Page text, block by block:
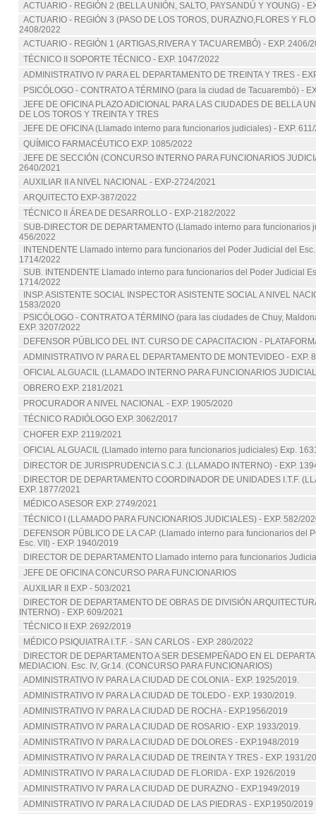
ACTUARIO - REGIÓN 2 (BELLA UNIÓN, SALTO, PAYSANDÚ Y YOUNG) -
ACTUARIO - REGIÓN 3 (PASO DE LOS TOROS, DURAZNO,FLORES Y
2408/2022
ACTUARIO - REGIÓN 1 (ARTIGAS,RIVERA Y TACUAREMBÓ) - EXP. 2406/
TÉCNICO II SOPORTE TÉCNICO - EXP. 1047/2022
ADMINISTRATIVO IV PARA EL DEPARTAMENTO DE TREINTA Y TRES -
PSICÓLOGO - CONTRATO A TÉRMINO (para la ciudad de Tacuarembó) -
JEFE DE OFICINA PLAZO ADICIONAL PARA LAS CIUDADES DE BELLA
DE LOS TOROS Y TREINTA Y TRES
JEFE DE OFICINA (Llamado interno para funcionarios judiciales) - EXP.
QUÍMICO FARMACÉUTICO EXP. 1085/2022
JEFE DE SECCIÓN (CONCURSO INTERNO PARA FUNCIONARIOS
2640/2021
AUXILIAR II A NIVEL NACIONAL - EXP-2724/2021
ARQUITECTO EXP-387/2022
TÉCNICO II ÁREA DE DESARROLLO - EXP-2182/2022
SUB-DIRECTOR DE DEPARTAMENTO (Llamado interno para funcionarios
456/2022
INTENDENTE Llamado interno para funcionarios del Poder Judicial del Esc.
1714/2022
SUB. INTENDENTE Llamado interno para funcionarios del Poder Judicial
1714/2022
INSP. ASISTENTE SOCIAL INSPECTOR ASISTENTE SOCIAL A NIVEL
1583/2020
PSICÓLOGO - CONTRATO A TÉRMINO (para las ciudades de Chuy,
EXP. 3207/2022
DEFENSOR PÚBLICO DEL INT. CURSO DE CAPACITACION -
ADMINISTRATIVO IV PARA EL DEPARTAMENTO DE MONTEVIDEO - EXP.
OFICIAL ALGUACIL (LLAMADO INTERNO PARA FUNCIONARIOS
OBRERO EXP. 2181/2021
PROCURADOR A NIVEL NACIONAL - EXP. 1905/2020
TÉCNICO RADIÓLOGO EXP. 3062/2017
CHOFER EXP. 2119/2021
OFICIAL ALGUACIL (Llamado interno para funcionarios judiciales) Exp.
DIRECTOR DE JURISPRUDENCIA S.C.J. (LLAMADO INTERNO) - EXP.
DIRECTOR DE DEPARTAMENTO COORDINADOR DE UNIDADES I.T.F.
EXP. 1877/2021
MÉDICO ASESOR EXP. 2749/2021
TÉCNICO I (LLAMADO PARA FUNCIONARIOS JUDICIALES) - EXP. 582/
DEFENSOR PÚBLICO DE LA CAP. (Llamado interno para funcionarios del
Esc. VII) - EXP. 1940/2019
DIRECTOR DE DEPARTAMENTO Llamado interno para funcionarios
JEFE DE OFICINA CONCURSO PARA FUNCIONARIOS
AUXILIAR II EXP - 503/2021
DIRECTOR DE DEPARTAMENTO DE OBRAS DE DIVISIÓN
INTERNO) - EXP. 609/2021
TÉCNICO II EXP. 2692/2019
MÉDICO PSIQUIATRA I.T.F. - SAN CARLOS - EXP. 280/2022
DIRECTOR DE DEPARTAMENTO A SER DESEMPEÑADO EN EL
MEDIACION. Esc. IV, Gr.14. (CONCURSO PARA FUNCIONARIOS)
ADMINISTRATIVO IV PARA LA CIUDAD DE COLONIA - EXP. 1925/2019.
ADMINISTRATIVO IV PARA LA CIUDAD DE TOLEDO - EXP. 1930/2019.
ADMINISTRATIVO IV PARA LA CIUDAD DE ROCHA - EXP.1956/2019
ADMINISTRATIVO IV PARA LA CIUDAD DE ROSARIO - EXP. 1933/2019.
ADMINISTRATIVO IV PARA LA CIUDAD DE DOLORES - EXP.1948/2019
ADMINISTRATIVO IV PARA LA CIUDAD DE TREINTA Y TRES - EXP. 1931/
ADMINISTRATIVO IV PARA LA CIUDAD DE FLORIDA - EXP. 1926/2019
ADMINISTRATIVO IV PARA LA CIUDAD DE DURAZNO - EXP.1949/2019
ADMINISTRATIVO IV PARA LA CIUDAD DE LAS PIEDRAS - EXP.1950/2019